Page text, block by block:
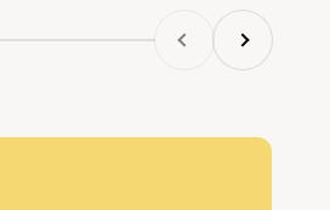
Precedente
Successivo